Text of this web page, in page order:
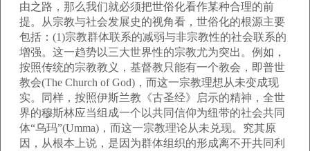
由之路，那么我们就必须把世俗化看作某种合理的前
提。从宗教与社会发展史的视角看，世俗化的根源主要
包括：(1)宗教群体联系的减弱与非宗教性的社会联系的
增强。这一趋势以三大世界性的宗教尤为突出。例如，
按照传统的宗教教义，基督教只能有一个教会，即普世
教会(The Church of God)，而这一宗教理想从未变成现
实。同样，按照伊斯兰教《古圣经》启示的精神，全世
界的穆斯林应当组成一个以共同信仰为纽带的社会共同
体“乌玛”(Umma)，而这一宗教理论从未兑现。究其原
因，从根本上说，是因为群体组织的形成离不开共同利